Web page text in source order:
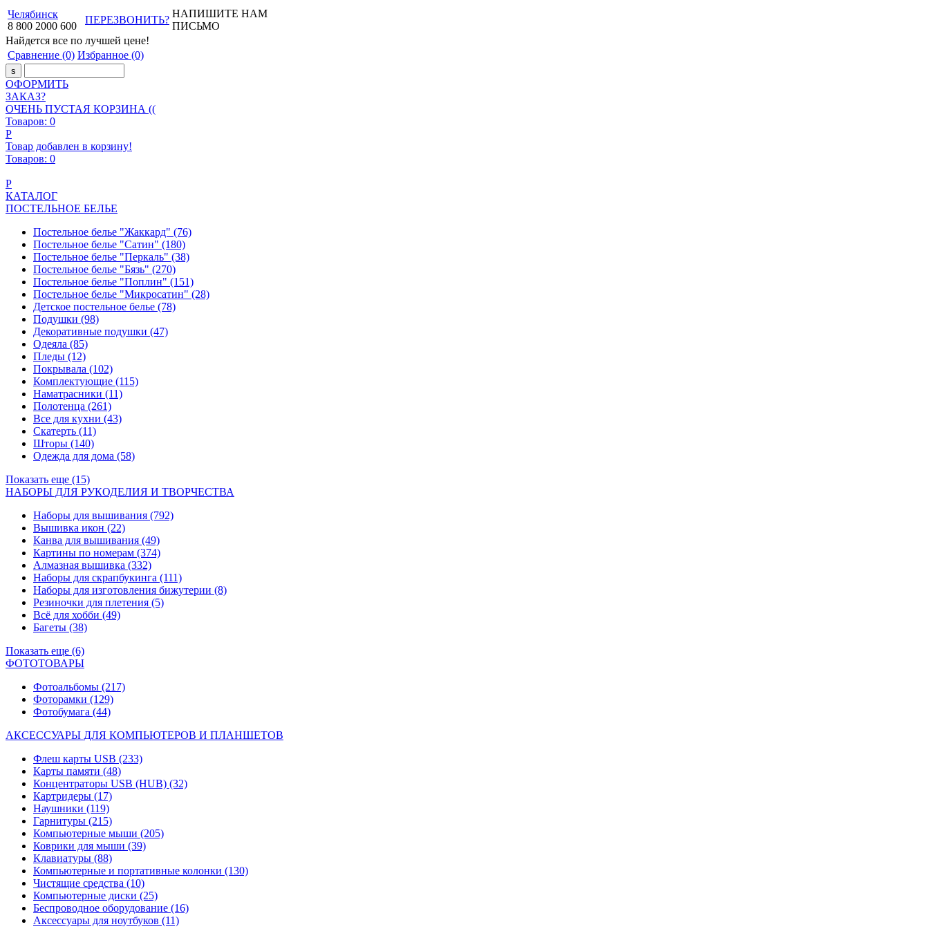
Челябинск
8 800 2000 600
ПЕРЕЗВОНИТЬ?
НАПИШИТЕ НАМ
ПИСЬМО
Найдется все по лучшей цене!
Сравнение (0) Избранное (0)
ОФОРМИТЬ
ЗАКАЗ?
ОЧЕНЬ ПУСТАЯ КОРЗИНА ((
Товаров: 0
Р
Товар добавлен в корзину!
Товаров: 0
Р
КАТАЛОГ
ПОСТЕЛЬНОЕ БЕЛЬЕ
Постельное белье "Жаккард" (76)
Постельное белье "Сатин" (180)
Постельное белье "Перкаль" (38)
Постельное белье "Бязь" (270)
Постельное белье "Поплин" (151)
Постельное белье "Микросатин" (28)
Детское постельное белье (78)
Подушки (98)
Декоративные подушки (47)
Одеяла (85)
Пледы (12)
Покрывала (102)
Комплектующие (115)
Наматрасники (11)
Полотенца (261)
Все для кухни (43)
Скатерть (11)
Шторы (140)
Одежда для дома (58)
Показать еще (15)
НАБОРЫ ДЛЯ РУКОДЕЛИЯ И ТВОРЧЕСТВА
Наборы для вышивания (792)
Вышивка икон (22)
Канва для вышивания (49)
Картины по номерам (374)
Алмазная вышивка (332)
Наборы для скрапбукинга (111)
Наборы для изготовления бижутерии (8)
Резиночки для плетения (5)
Всё для хобби (49)
Багеты (38)
Показать еще (6)
ФОТОТОВАРЫ
Фотоальбомы (217)
Фоторамки (129)
Фотобумага (44)
АКСЕССУАРЫ ДЛЯ КОМПЬЮТЕРОВ И ПЛАНШЕТОВ
Флеш карты USB (233)
Карты памяти (48)
Концентраторы USB (HUB) (32)
Картридеры (17)
Наушники (119)
Гарнитуры (215)
Компьютерные мыши (205)
Коврики для мыши (39)
Клавиатуры (88)
Компьютерные и портативные колонки (130)
Чистящие средства (10)
Компьютерные диски (25)
Беспроводное оборудование (16)
Аксессуары для ноутбуков (11)